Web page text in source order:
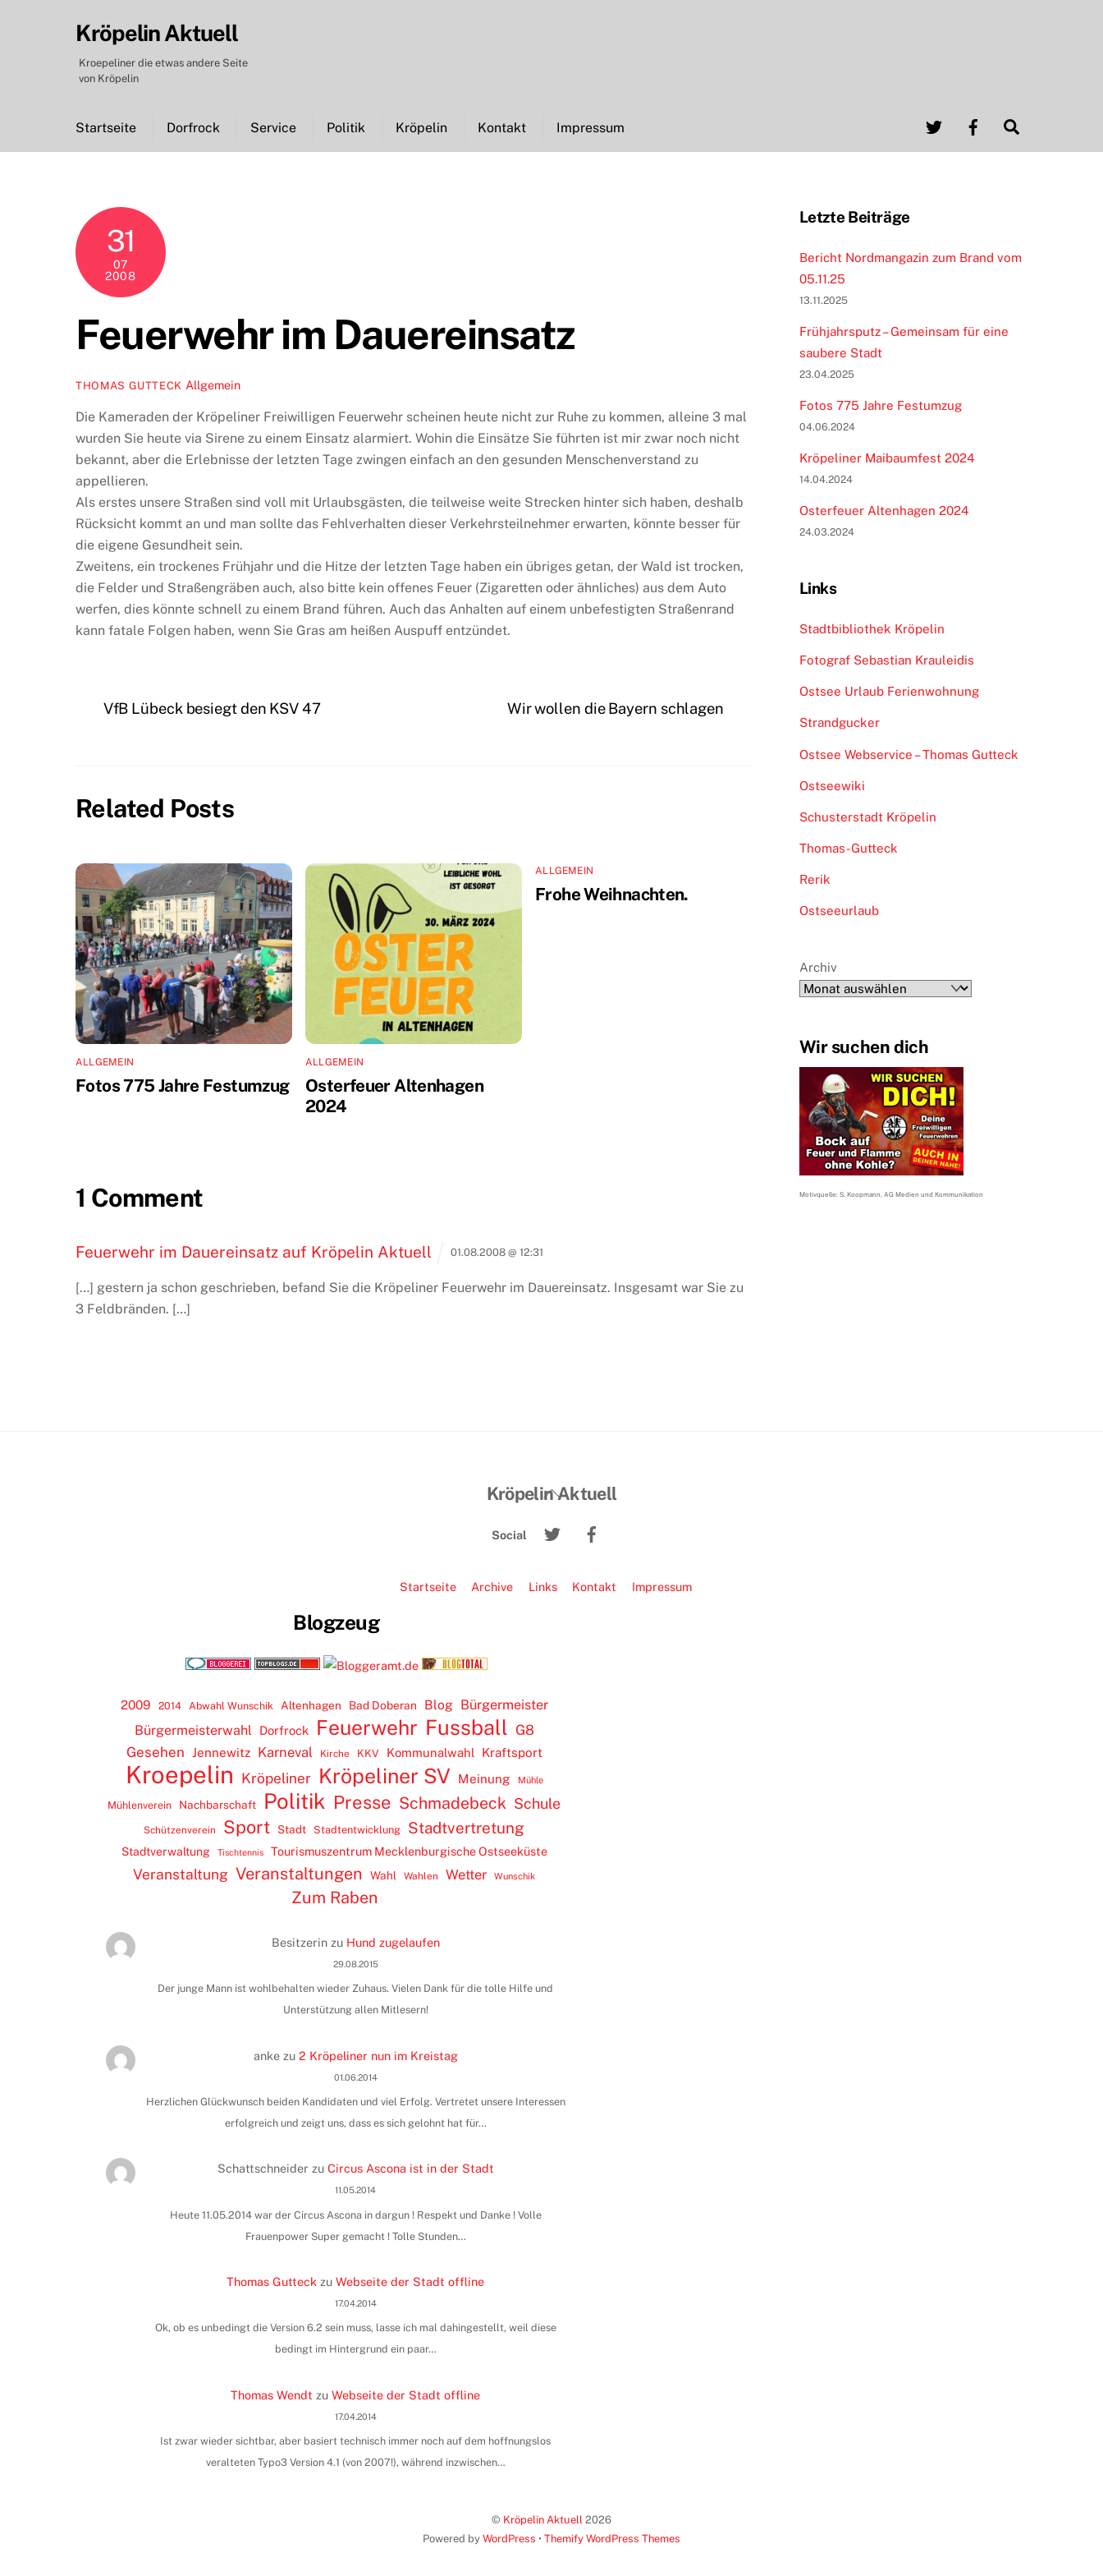
Kröpelin Aktuell
Kroepeliner die etwas andere Seite
von Kröpelin
Twitter Facebook
Startseite Dorfrock Service Politik Kröpelin Kontakt Impressum
31
07
2008
Feuerwehr im Dauereinsatz
THOMAS GUTTECK Allgemein
Die Kameraden der Kröpeliner Freiwilligen Feuerwehr scheinen heute nicht zur Ruhe zu kommen, alleine 3 mal
wurden Sie heute via Sirene zu einem Einsatz alarmiert. Wohin die Einsätze Sie führten ist mir zwar noch nicht
bekannt, aber die Erlebnisse der letzten Tage zwingen einfach an den gesunden Menschenverstand zu
appellieren.
Als erstes unsere Straßen sind voll mit Urlaubsgästen, die teilweise weite Strecken hinter sich haben, deshalb
Rücksicht kommt an und man sollte das Fehlverhalten dieser Verkehrsteilnehmer erwarten, könnte besser für
die eigene Gesundheit sein.
Zweitens, ein trockenes Frühjahr und die Hitze der letzten Tage haben ein übriges getan, der Wald ist trocken,
die Felder und Straßengräben auch, also bitte kein offenes Feuer (Zigaretten oder ähnliches) aus dem Auto
werfen, dies könnte schnell zu einem Brand führen. Auch das Anhalten auf einem unbefestigten Straßenrand
kann fatale Folgen haben, wenn Sie Gras am heißen Auspuff entzündet.
VfB Lübeck besiegt den KSV 47 Wir wollen die Bayern schlagen
Related Posts
ALLGEMEIN
Fotos 775 Jahre Festumzug
ALLGEMEIN
Osterfeuer Altenhagen
2024
ALLGEMEIN
Frohe Weihnachten.
1 Comment
Feuerwehr im Dauereinsatz auf Kröpelin Aktuell 01.08.2008 @ 12:31
[…] gestern ja schon geschrieben, befand Sie die Kröpeliner Feuerwehr im Dauereinsatz. Insgesamt war Sie zu
3 Feldbränden. […]
Letzte Beiträge
Bericht Nordmangazin zum Brand vom
05.11.25
13.11.2025
Frühjahrsputz – Gemeinsam für eine
saubere Stadt
23.04.2025
Fotos 775 Jahre Festumzug
04.06.2024
Kröpeliner Maibaumfest 2024
14.04.2024
Osterfeuer Altenhagen 2024
24.03.2024
Links
Stadtbibliothek Kröpelin
Fotograf Sebastian Krauleidis
Ostsee Urlaub Ferienwohnung
Strandgucker
Ostsee Webservice – Thomas Gutteck
Ostseewiki
Schusterstadt Kröpelin
Thomas-Gutteck
Rerik
Ostseeurlaub
Archiv
Wir suchen dich
Motivquelle: S. Koopmann, AG Medien und Kommunikation
Back
Top
Kröpelin Aktuell
Social
Twitter
Startseite Archive Links Kontakt Impressum
Blogzeug
2009 2014 Abwahl Wunschik Altenhagen Bad Doberan Blog Bürgermeister
Bürgermeisterwahl
Dorfrock Feuerwehr Fussball G8
Gesehen Jennewitz Karneval Kirche KKV Kommunalwahl Kraftsport
Kroepelin Kröpeliner Kröpeliner SV Meinung Mühle
Mühlenverein Nachbarschaft Politik Presse Schmadebeck Schule
Schützenverein Sport Stadt Stadtentwicklung Stadtvertretung
Stadtverwaltung Tischtennis Tourismuszentrum Mecklenburgische Ostseeküste
Veranstaltung Veranstaltungen Wahl Wahlen Wetter Wunschik
Zum Raben
Besitzerinzu Hund zugelaufen
29.08.2015
Der junge Mann ist wohlbehalten wieder Zuhaus. Vielen Dank für die tolle Hilfe und
Unterstützung allen Mitlesern!
ankezu 2 Kröpeliner nun im Kreistag
01.06.2014
Herzlichen Glückwunsch beiden Kandidaten und viel Erfolg. Vertretet unsere Interessen
erfolgreich und zeigt uns, dass es sich gelohnt hat für…
Schattschneider zu Circus Ascona ist in der Stadt
11.05.2014
Heute 11.05.2014 war der Circus Ascona in dargun ! Respekt und Danke ! Volle
Frauenpower Super gemacht ! Tolle Stunden…
Thomas Gutteck zuWebseite der Stadt offline
17.04.2014
Ok, ob es unbedingt die Version 6.2 sein muss, lasse ich mal dahingestellt, weil diese
bedingt im Hintergrund ein paar…
Thomas Wendt zuWebseite der Stadt offline
17.04.2014
Ist zwar wieder sichtbar, aber basiert technisch immer noch auf dem hoffnungslos
veralteten Typo3 Version 4.1 (von 2007!), während inzwischen…
© Kröpelin Aktuell 2026
Powered by WordPress • Themify WordPress Themes